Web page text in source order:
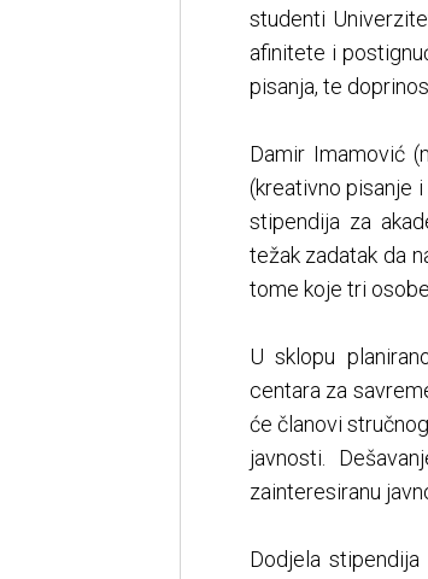
studenti
afinitete i
pisanja, te
Damir Imamović
(kreativno pisanje
stipendija za
težak zadatak da
tome koje tri
U sklopu
centara za
će članovi
javnosti.
zainteresiranu
Dodjela